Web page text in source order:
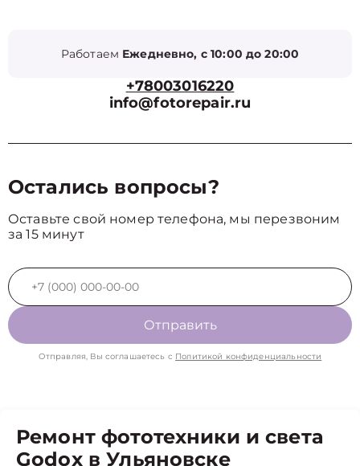
Работаем Ежедневно, с 10:00 до 20:00
+78003016220
info@fotorepair.ru
Остались вопросы?
Оставьте свой номер телефона, мы перезвоним
за 15 минут
Отправить
Отправляя, Вы соглашаетесь с Политикой конфиденциальности
Ремонт фототехники и света
Godox в Ульяновске